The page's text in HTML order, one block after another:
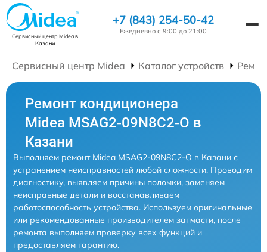
Сервисный центр Mideaв
Казани
+7 (843) 254-50-42
Ежедневно с 9:00 до 21:00
Сервисный центр Midea Каталог устройств
Ремонт кондиционера
Midea MSAG2-09N8C2-O в
Казани
Выполняем ремонт Midea MSAG2-09N8C2-O в Казани с
устранением неисправностей любой сложности. Проводим
диагностику, выявляем причины поломки, заменяем
неисправные детали и восстанавливаем
работоспособность устройства. Используем оригинальные
или рекомендованные производителем запчасти, после
ремонта выполняем проверку всех функций и
предоставляем гарантию.